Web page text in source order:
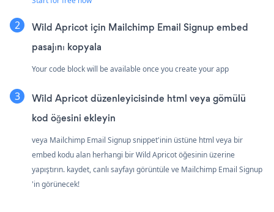
Wild Apricot için Mailchimp Email Signup embed
pasajını kopyala
Your code block will be available once you create your app
Wild Apricot düzenleyicisinde html veya gömülü
kod öğesini ekleyin
veya Mailchimp Email Signup snippet'inin üstüne html veya bir
embed kodu alan herhangi bir Wild Apricot öğesinin üzerine
yapıştırın. kaydet, canlı sayfayı görüntüle ve Mailchimp Email Signup
'in görünecek!